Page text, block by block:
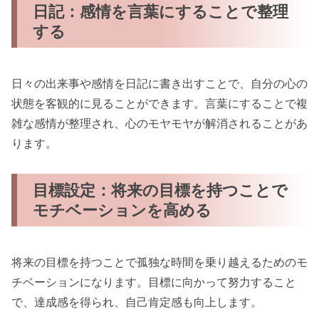
日記：感情を言葉にすることで整理
する
日々の出来事や感情を日記に書き出すことで、自分の心の
状態を客観的に見ることができます。言葉にすることで複
雑な感情が整理され、心のモヤモヤが解消されることがあ
ります。
目標設定：将来の目標を持つことで
モチベーションを高める
将来の目標を持つことで孤独な時間を乗り越えるためのモ
チベーションになります。目標に向かって努力すること
で、達成感を得られ、自己肯定感も向上します。